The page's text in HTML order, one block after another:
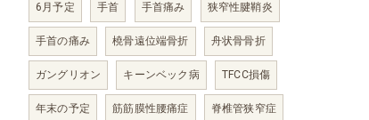
6月予定 手首 手首痛み 狭窄性腱鞘炎
手首の痛み 橈骨遠位端骨折 舟状骨骨折
ガングリオン キーンベック病 TFCC損傷
年末の予定 筋筋膜性腰痛症 脊椎管狭窄症